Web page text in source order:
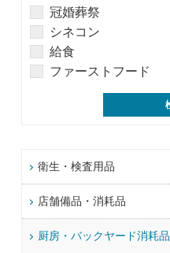
冠婚葬祭
シネコン
給食
ファーストフード
衛生・検査用品
店舗備品・消耗品
厨房・バックヤード消耗品